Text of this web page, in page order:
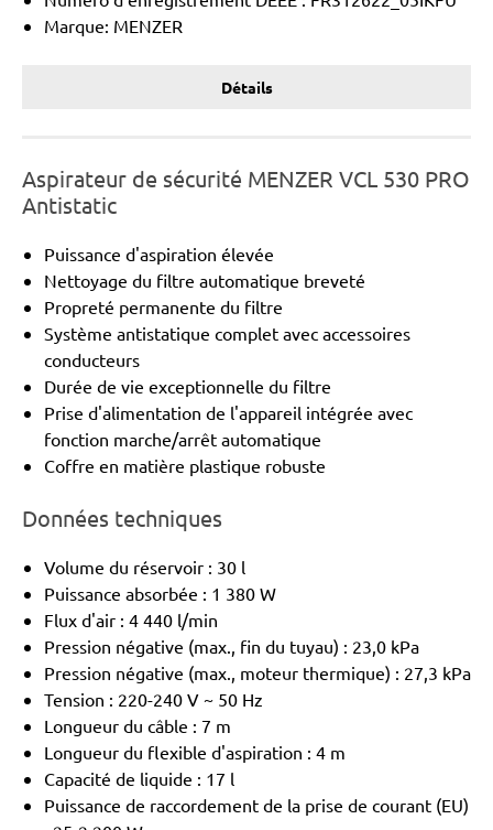
Marque: MENZER
Détails
Aspirateur de sécurité MENZER VCL 530 PRO
Antistatic
Puissance d'aspiration élevée
Nettoyage du filtre automatique breveté
Propreté permanente du filtre
Système antistatique complet avec accessoires
conducteurs
Durée de vie exceptionnelle du filtre
Prise d'alimentation de l'appareil intégrée avec
fonction marche/arrêt automatique
Coffre en matière plastique robuste
Données techniques
Volume du réservoir : 30 l
Puissance absorbée : 1 380 W
Flux d'air : 4 440 l/min
Pression négative (max., fin du tuyau) : 23,0 kPa
Pression négative (max., moteur thermique) : 27,3 kPa
Tension : 220-240 V ~ 50 Hz
Longueur du câble : 7 m
Longueur du flexible d'aspiration : 4 m
Capacité de liquide : 17 l
Puissance de raccordement de la prise de courant (EU)